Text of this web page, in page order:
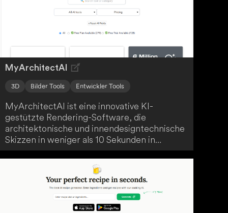
MyArchitectAI
3D Bilder Tools Entwickler Tools
MyArchitectAI ist eine innovative KI-
gestützte Rendering-Software, die
architektonische und innendesigntechnische
Skizzen in weniger als 10 Sekunden in
fotorealistische Bilder verwandelt. Die
benutzerfreundliche Oberfläche unterstützt
gängige CAD- und 3D-Modellierungsformate
und ermöglicht es dir, deine Designs
hochzuladen und anzupassen. Mit Funktionen
wie Echtzeit-Rendering und einer